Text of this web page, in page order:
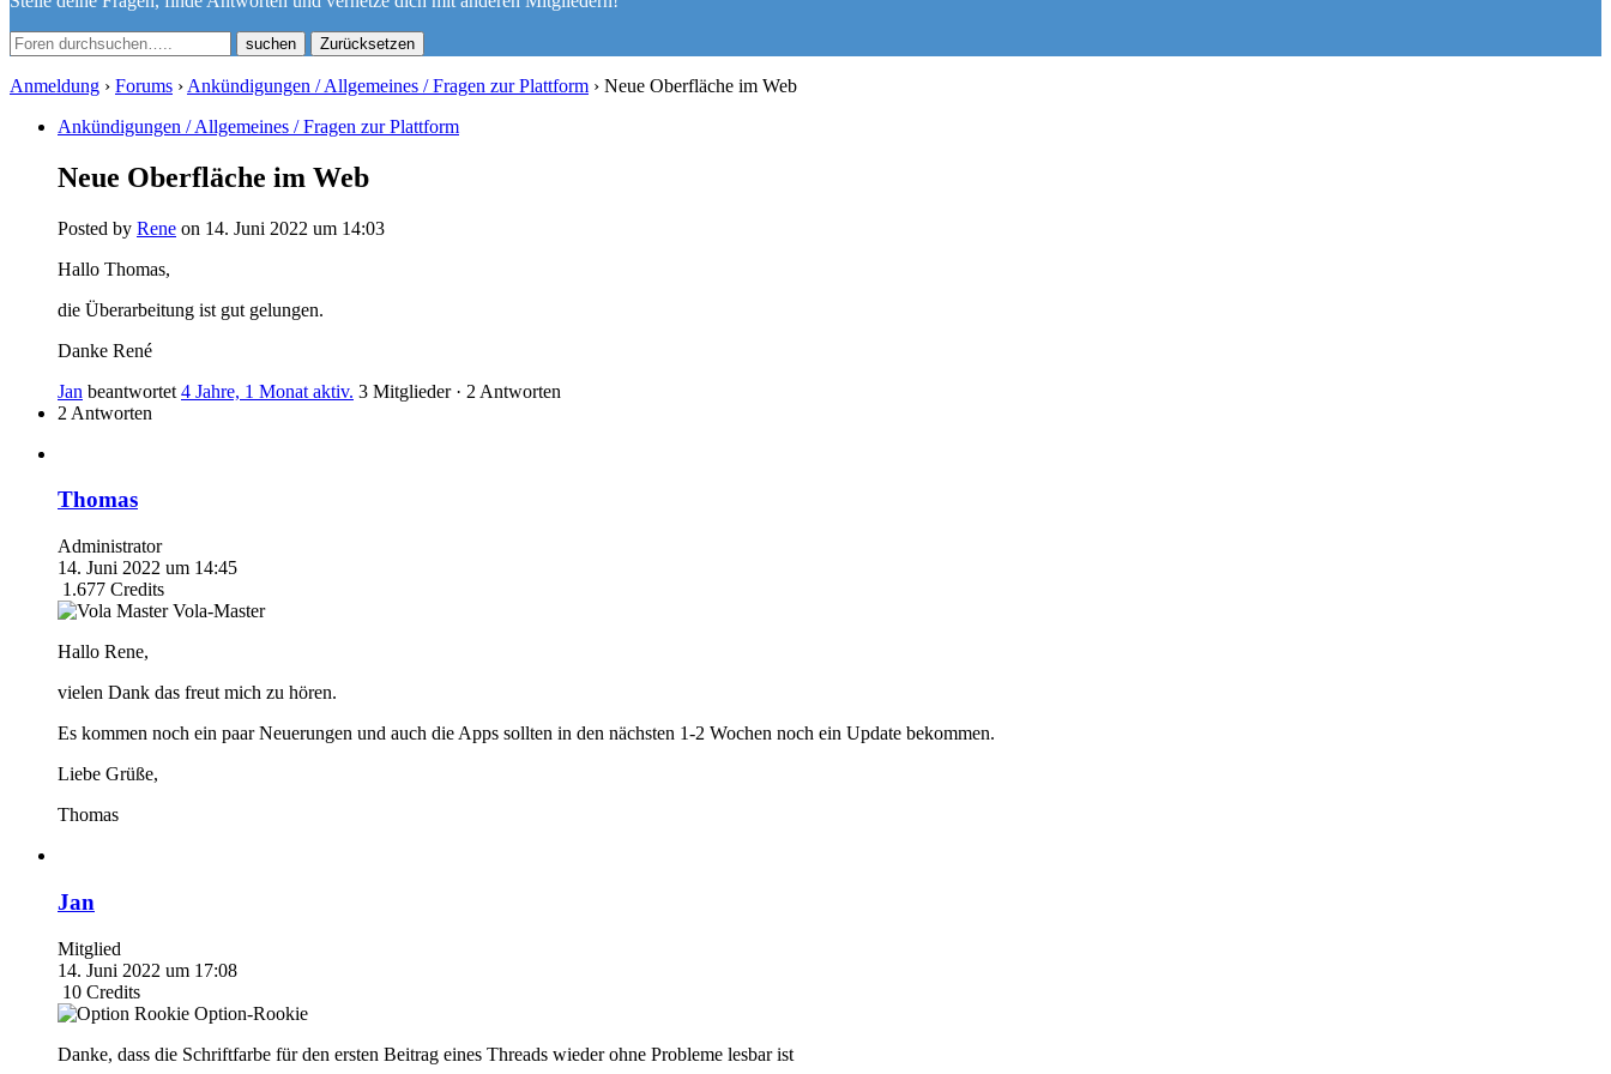
Zurücksetzen
Anmeldung › Forums › Ankündigungen / Allgemeines / Fragen zur Plattform › Neue Oberfläche im Web
Ankündigungen / Allgemeines / Fragen zur Plattform
Neue Oberfläche im Web
Posted by Rene on 14. Juni 2022 um 14:03
Hallo Thomas,
die Überarbeitung ist gut gelungen.
Danke René
Jan beantwortet 4 Jahre, 1 Monat aktiv. 3 Mitglieder · 2 Antworten
2 Antworten
Thomas
Administrator
14. Juni 2022 um 14:45
1.677 Credits
Vola-Master
Hallo Rene,
vielen Dank das freut mich zu hören.
Es kommen noch ein paar Neuerungen und auch die Apps sollten in den nächsten 1-2 Wochen noch ein Update bekommen.
Liebe Grüße,
Thomas
Jan
Mitglied
14. Juni 2022 um 17:08
10 Credits
Option-Rookie
Danke, dass die Schriftfarbe für den ersten Beitrag eines Threads wieder ohne Probleme lesbar ist